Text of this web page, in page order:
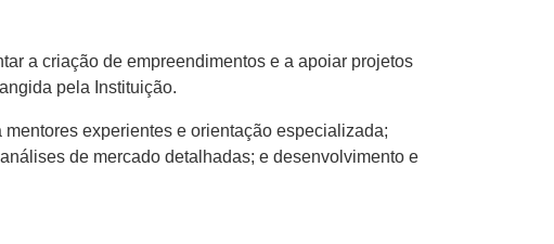
a criação de empreendimentos e a apoiar projetos
pela Instituição.
experientes e orientação especializada;
de mercado detalhadas; e desenvolvimento e